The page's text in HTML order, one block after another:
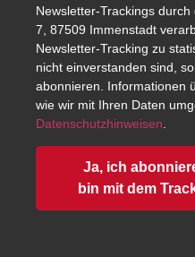
Newsletter-Trackings
7, 87509 Immenstadt
Newsletter-Tracking zu
nicht einverstanden sind,
abonnieren. Informationen
wie wir mit Ihren Daten
Datenschutzhinweisen
Ja, ich
bin mit dem